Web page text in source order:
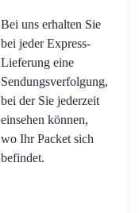
Bei uns erhalten Sie
bei jeder Express-
Lieferung eine
Sendungsverfolgung,
bei der Sie jederzeit
einsehen können,
wo Ihr Packet sich
befindet.